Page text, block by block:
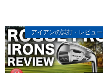
アイアンの試打・レビュー